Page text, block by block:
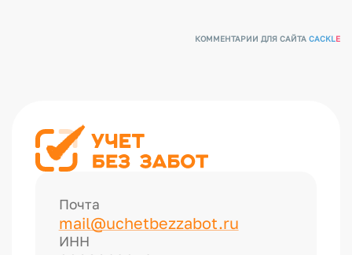
КОММЕНТАРИИ ДЛЯ САЙТАCACKLE
Почта
mail@uchetbezzabot.ru
ИНН